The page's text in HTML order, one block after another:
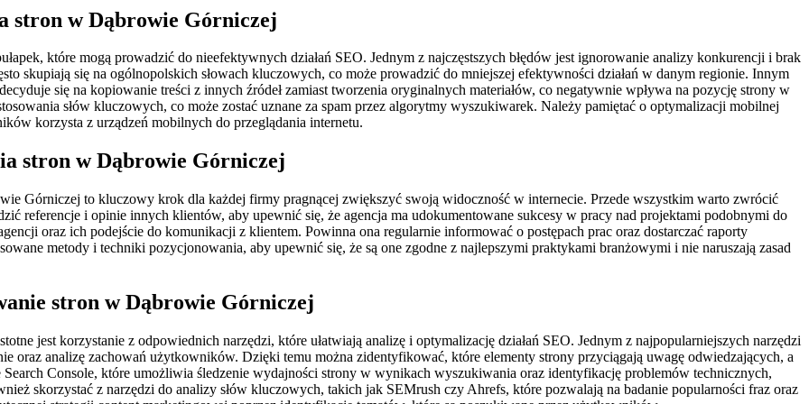
stron w Dąbrowie Górniczej
które mogą prowadzić do nieefektywnych działań SEO. Jednym z najczęstszych błędów jest ignorowanie analizy konkurencji i brak
skupiają się na ogólnopolskich słowach kluczowych, co może prowadzić do mniejszej efektywności działań w danym regionie. Innym
się na kopiowanie treści z innych źródeł zamiast tworzenia oryginalnych materiałów, co negatywnie wpływa na pozycję strony w
słów kluczowych, co może zostać uznane za spam przez algorytmy wyszukiwarek. Należy pamiętać o optymalizacji mobilnej
korzysta z urządzeń mobilnych do przeglądania internetu.
stron w Dąbrowie Górniczej
Górniczej to kluczowy krok dla każdej firmy pragnącej zwiększyć swoją widoczność w internecie. Przede wszystkim warto zwrócić
referencje i opinie innych klientów, aby upewnić się, że agencja ma udokumentowane sukcesy w pracy nad projektami podobnymi do
oraz ich podejście do komunikacji z klientem. Powinna ona regularnie informować o postępach prac oraz dostarczać raporty
metody i techniki pozycjonowania, aby upewnić się, że są one zgodne z najlepszymi praktykami branżowymi i nie naruszają zasad
stron w Dąbrowie Górniczej
jest korzystanie z odpowiednich narzędzi, które ułatwiają analizę i optymalizację działań SEO. Jednym z najpopularniejszych narzędzi
oraz analizę zachowań użytkowników. Dzięki temu można zidentyfikować, które elementy strony przyciągają uwagę odwiedzających, a
Console, które umożliwia śledzenie wydajności strony w wynikach wyszukiwania oraz identyfikację problemów technicznych,
skorzystać z narzędzi do analizy słów kluczowych, takich jak SEMrush czy Ahrefs, które pozwalają na badanie popularności fraz oraz